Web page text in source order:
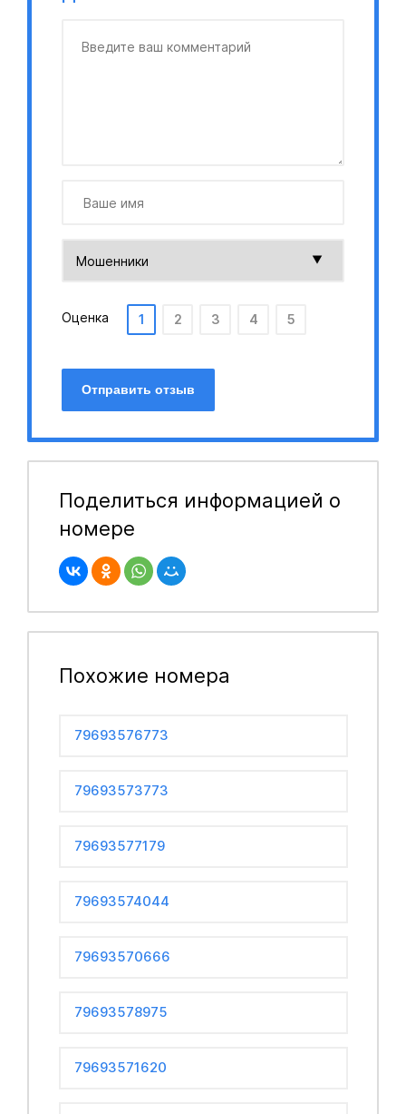
Оценка 1 2 3 4 5
Отправить отзыв
Поделиться информацией о
номере
Похожие номера
79693576773
79693573773
79693577179
79693574044
79693570666
79693578975
79693571620